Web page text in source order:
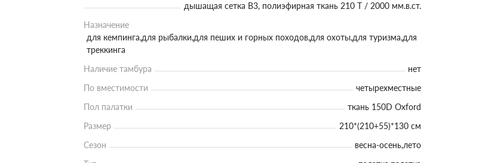
дышащая сетка B3, полиэфирная ткань 210 Т / 2000 мм.в.ст.
Назначение
для кемпинга,для рыбалки,для пеших и горных походов,для охоты,для туризма,для
треккинга
Наличие тамбура
нет
По вместимости
четырехместные
Пол палатки
ткань 150D Oxford
Размер
210*(210+55)*130 см
Сезон
весна-осень,лето